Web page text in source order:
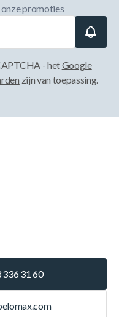
promoties
- hetGoogle
zijn van toepassing.
336 31 60